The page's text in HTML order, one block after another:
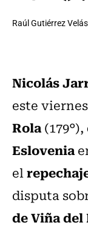
Raúl Gutiérrez
Nicolás
este
Rola
Eslovenia
el
disputa
de Viña del